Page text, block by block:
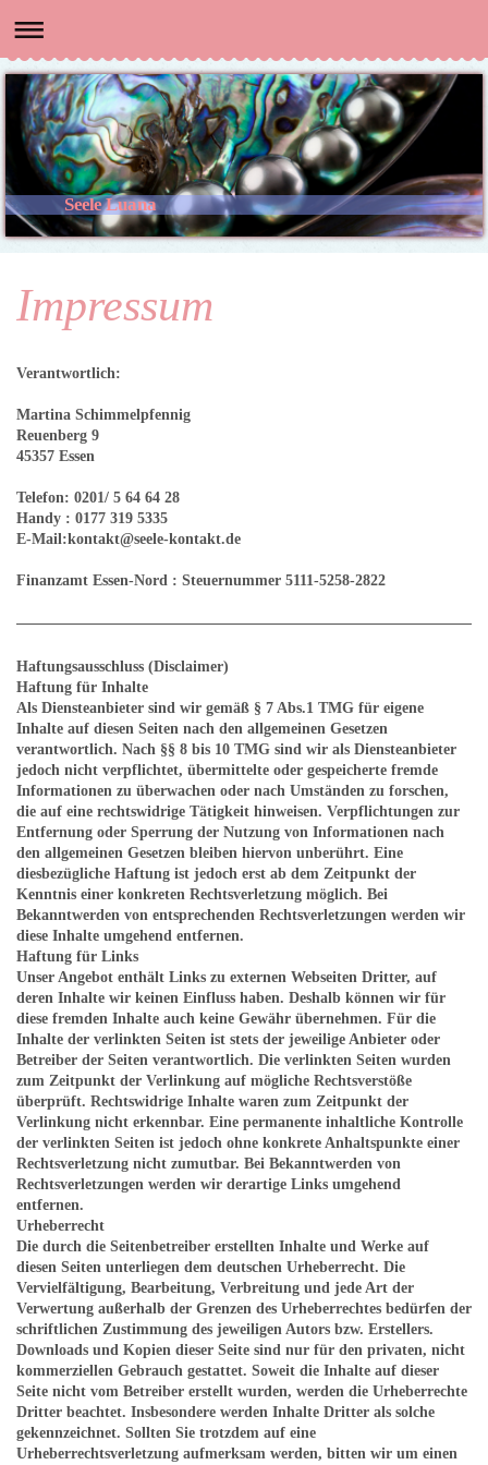
Seele Luana
Impressum
Verantwortlich:
Martina Schimmelpfennig
Reuenberg 9
45357 Essen
Telefon: 0201/ 5 64 64 28
Handy : 0177 319 5335
E-Mail:kontakt@seele-kontakt.de
Finanzamt Essen-Nord : Steuernummer 5111-5258-2822
Haftungsausschluss (Disclaimer)
Haftung für Inhalte
Als Diensteanbieter sind wir gemäß § 7 Abs.1 TMG für eigene
Inhalte auf diesen Seiten nach den allgemeinen Gesetzen
verantwortlich. Nach §§ 8 bis 10 TMG sind wir als Diensteanbieter
jedoch nicht verpflichtet, übermittelte oder gespeicherte fremde
Informationen zu überwachen oder nach Umständen zu forschen,
die auf eine rechtswidrige Tätigkeit hinweisen. Verpflichtungen zur
Entfernung oder Sperrung der Nutzung von Informationen nach
den allgemeinen Gesetzen bleiben hiervon unberührt. Eine
diesbezügliche Haftung ist jedoch erst ab dem Zeitpunkt der
Kenntnis einer konkreten Rechtsverletzung möglich. Bei
Bekanntwerden von entsprechenden Rechtsverletzungen werden wir
diese Inhalte umgehend entfernen.
Haftung für Links
Unser Angebot enthält Links zu externen Webseiten Dritter, auf
deren Inhalte wir keinen Einfluss haben. Deshalb können wir für
diese fremden Inhalte auch keine Gewähr übernehmen. Für die
Inhalte der verlinkten Seiten ist stets der jeweilige Anbieter oder
Betreiber der Seiten verantwortlich. Die verlinkten Seiten wurden
zum Zeitpunkt der Verlinkung auf mögliche Rechtsverstöße
überprüft. Rechtswidrige Inhalte waren zum Zeitpunkt der
Verlinkung nicht erkennbar. Eine permanente inhaltliche Kontrolle
der verlinkten Seiten ist jedoch ohne konkrete Anhaltspunkte einer
Rechtsverletzung nicht zumutbar. Bei Bekanntwerden von
Rechtsverletzungen werden wir derartige Links umgehend
entfernen.
Urheberrecht
Die durch die Seitenbetreiber erstellten Inhalte und Werke auf
diesen Seiten unterliegen dem deutschen Urheberrecht. Die
Vervielfältigung, Bearbeitung, Verbreitung und jede Art der
Verwertung außerhalb der Grenzen des Urheberrechtes bedürfen der
schriftlichen Zustimmung des jeweiligen Autors bzw. Erstellers.
Downloads und Kopien dieser Seite sind nur für den privaten, nicht
kommerziellen Gebrauch gestattet. Soweit die Inhalte auf dieser
Seite nicht vom Betreiber erstellt wurden, werden die Urheberrechte
Dritter beachtet. Insbesondere werden Inhalte Dritter als solche
gekennzeichnet. Sollten Sie trotzdem auf eine
Urheberrechtsverletzung aufmerksam werden, bitten wir um einen